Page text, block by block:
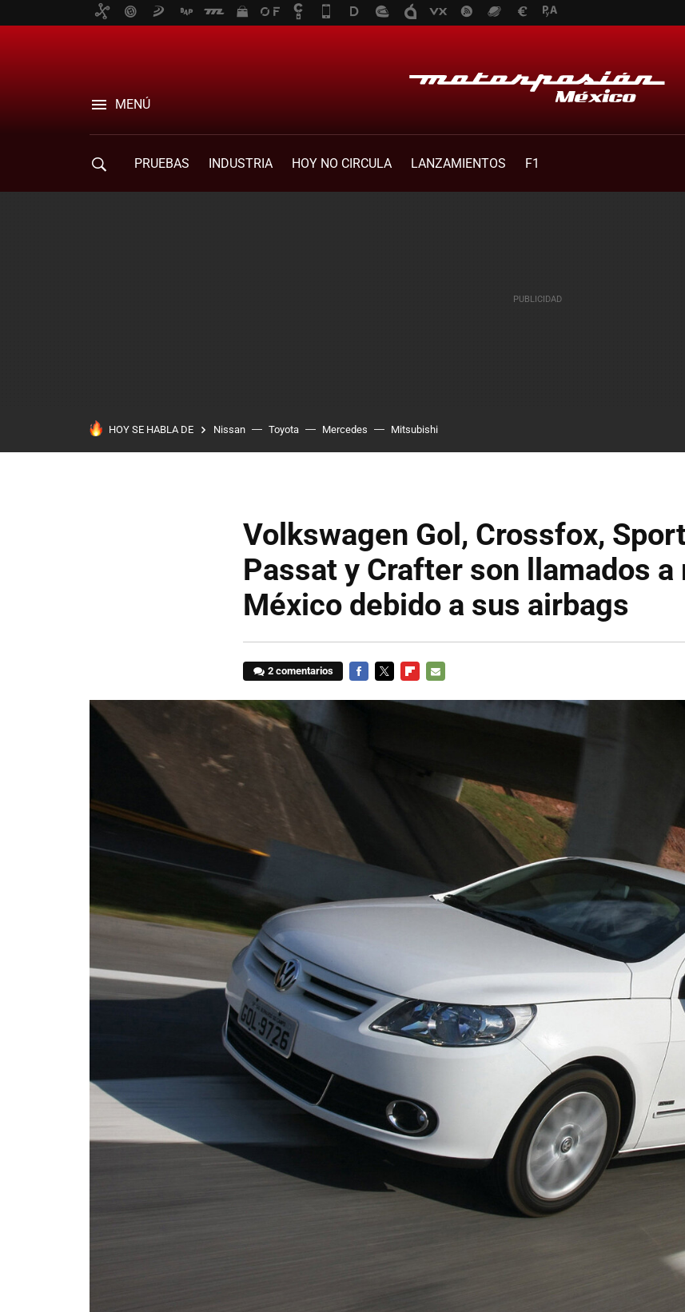
MENÚ
PRUEBAS INDUSTRIA HOY NO CIRCULA LANZAMIENTOS F1
HOY SE HABLA DE Nissan Toyota Mercedes Mitsubishi
Volkswagen Gol, Crossfox,
Passat y Crafter son llamados a
México debido a sus airbags
2 comentarios
MAIL